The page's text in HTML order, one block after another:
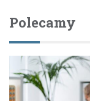
Polecamy